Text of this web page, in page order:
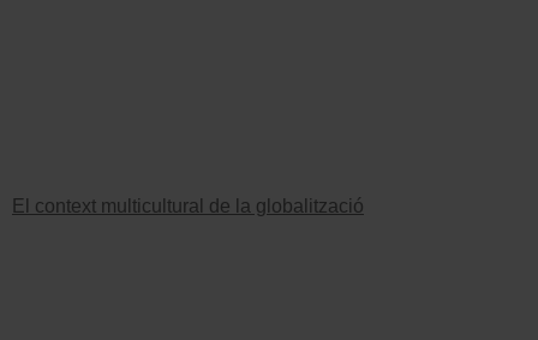
El context multicultural de la globalització